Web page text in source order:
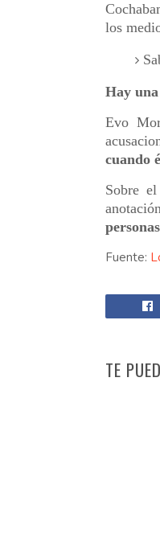
los
Hay
Evo
cuando
Sobre
Fuente:
TE